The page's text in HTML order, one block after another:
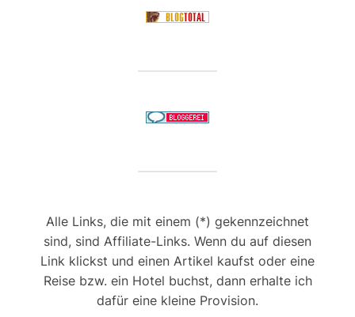
Alle Links, die mit einem (*) gekennzeichnet
sind, sind Affiliate-Links. Wenn du auf diesen
Link klickst und einen Artikel kaufst oder eine
Reise bzw. ein Hotel buchst, dann erhalte ich
dafür eine kleine Provision.